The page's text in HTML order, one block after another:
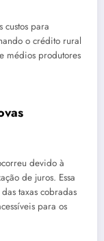
custos para
o crédito rural
médios produtores
devido à
de juros. Essa
taxas cobradas
para os